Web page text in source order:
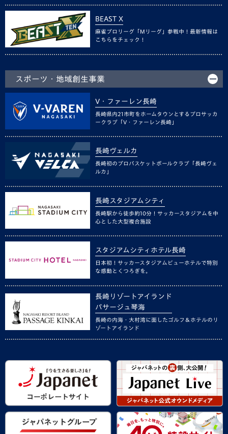
BEAST X
麻雀プロリーグ「Mリーグ」参戦中！最新情報は
こちらをチェック！
スポーツ・地域創生事業
V・ファーレン長崎
長崎県内21市町をホームタウンとするプロサッカ
ークラブ「V・ファーレン長崎」
長崎ヴェルカ
長崎初のプロバスケットボールクラブ「長崎ヴェ
ルカ」
長崎スタジアムシティ
長崎駅から徒歩約10分！サッカースタジアムを中
心とした大型複合施設
スタジアムシティホテル長崎
日本初！サッカースタジアムビューホテルで特別
な感動とくつろぎを。
長崎リゾートアイランド
パサージュ琴海
長崎の内海・大村湾に面したゴルフ＆ホテルのリ
ゾートアイランド